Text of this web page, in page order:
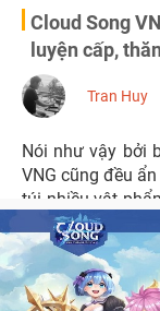
Cloud Song
luyện cấp,
Tran Huy
Nói như vậy bởi
VNG cũng đều
túi nhiều vật
với cơ chế
khích không kém.